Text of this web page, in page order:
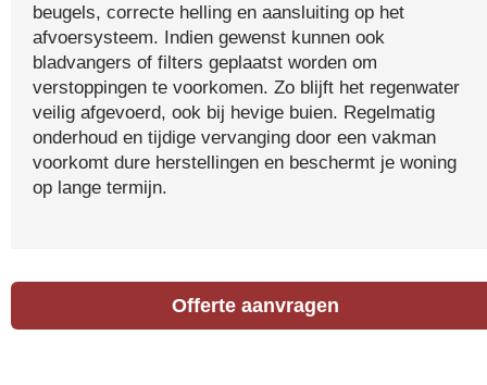
beugels, correcte helling en aansluiting op het
afvoersysteem. Indien gewenst kunnen ook
bladvangers of filters geplaatst worden om
verstoppingen te voorkomen. Zo blijft het regenwater
veilig afgevoerd, ook bij hevige buien. Regelmatig
onderhoud en tijdige vervanging door een vakman
voorkomt dure herstellingen en beschermt je woning
op lange termijn.
Offerte aanvragen